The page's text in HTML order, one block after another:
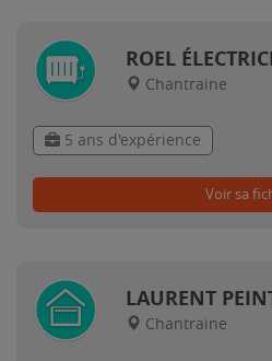
ROEL
Chantraine
5 ans d'expérience
Voir sa
LAURENT
Chantraine